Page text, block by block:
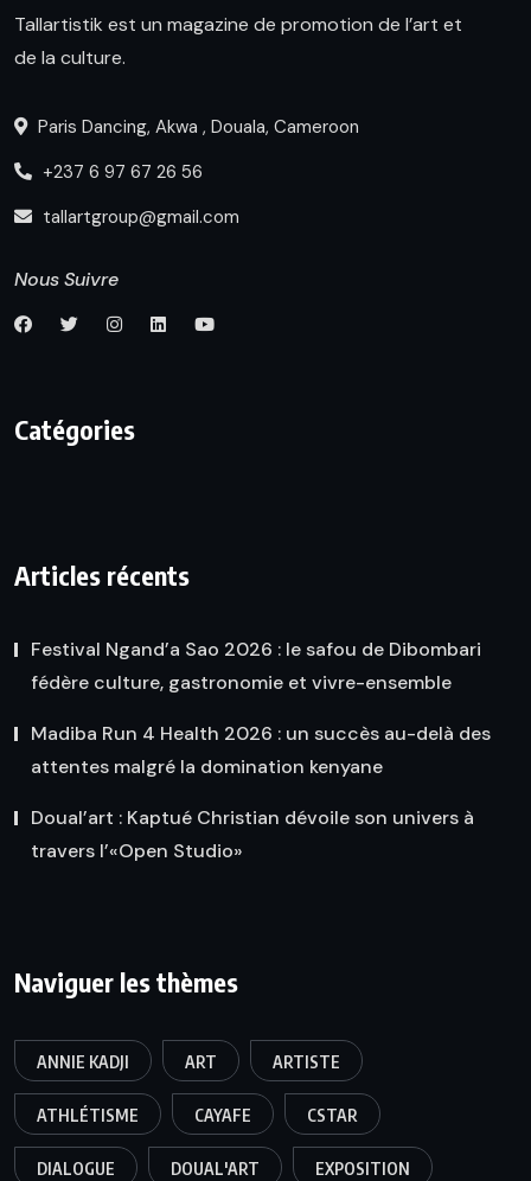
Tallartistik est un magazine de promotion de l’art et
de la culture.
Paris Dancing, Akwa , Douala, Cameroon
+237 6 97 67 26 56
tallartgroup@gmail.com
Nous Suivre
Catégories
Articles récents
Festival Ngand’a Sao 2026 : le safou de Dibombari
fédère culture, gastronomie et vivre-ensemble
Madiba Run 4 Health 2026 : un succès au-delà des
attentes malgré la domination kenyane
Doual’art : Kaptué Christian dévoile son univers à
travers l’«Open Studio»
Naviguer les thèmes
ANNIE KADJI ART ARTISTE
ATHLÉTISME CAYAFE CSTAR
DIALOGUE DOUAL'ART EXPOSITION